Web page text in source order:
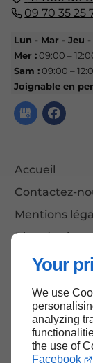
Your
We use
analyzing
the use of
Facebook
09 70 35 25
Lun - Mar - Jeu -
Mer :09:00 –
Sam :09:00 –
Joignable en
Accueil
Contactez-
Mentions
Plan du site